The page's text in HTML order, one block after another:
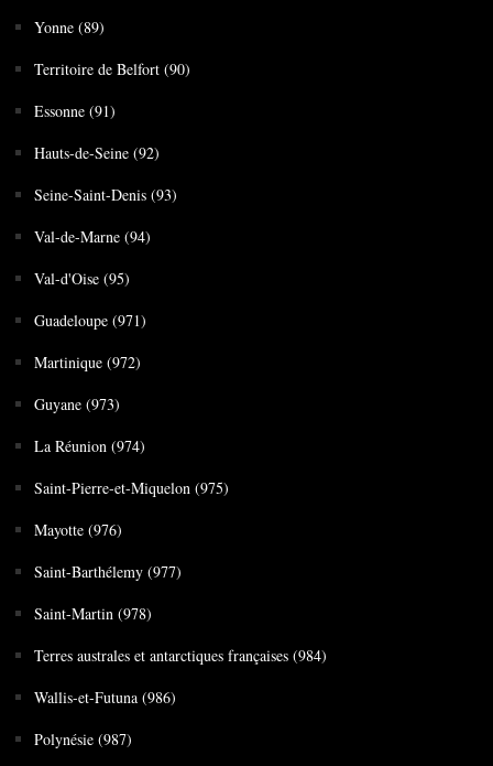
Yonne (89)
Territoire de Belfort (90)
Essonne (91)
Hauts-de-Seine (92)
Seine-Saint-Denis (93)
Val-de-Marne (94)
Val-d'Oise (95)
Guadeloupe (971)
Martinique (972)
Guyane (973)
La Réunion (974)
Saint-Pierre-et-Miquelon (975)
Mayotte (976)
Saint-Barthélemy (977)
Saint-Martin (978)
Terres australes et antarctiques françaises (984)
Wallis-et-Futuna (986)
Polynésie (987)